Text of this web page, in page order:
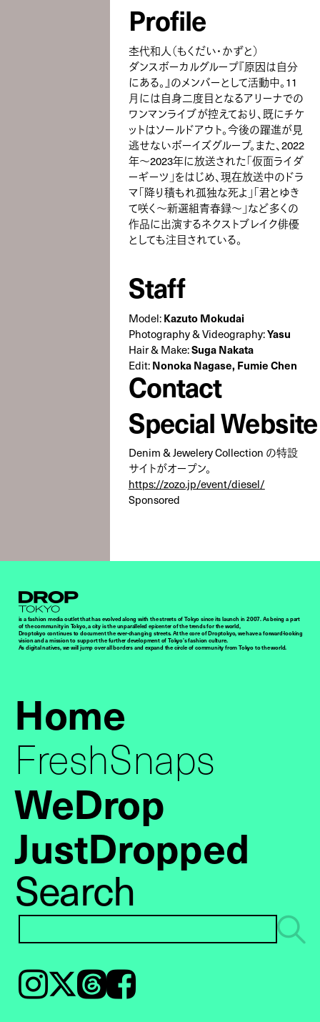
Profile
杢代和人（もくだい・かずと）
ダンスボーカルグループ『原因は自分
にある。』のメンバーとして活動中。11
月には自身二度目となるアリーナでの
ワンマンライブが控えており、既にチケ
ットはソールドアウト。今後の躍進が見
逃せないボーイズグループ。また、2022
年～2023年に放送された「仮面ライダ
ーギーツ」をはじめ、現在放送中のドラ
マ「降り積もれ孤独な死よ」「君とゆき
て咲く～新選組青春録～」など多くの
作品に出演するネクストブレイク俳優
としても注目されている。
Staff
Model: Kazuto Mokudai
Photography & Videography:Yasu
Hair & Make:Suga Nakata
Edit: Nonoka Nagase, Fumie Chen
Contact
Special Website
Denim & Jewelery Collection の特設
サイトがオープン。
https://zozo.jp/event/diesel/
Sponsored
Droptokyo
is a fashion media outlet that has evolved along with the streets of Tokyo since its launch in 2007. As being a part
of the community in Tokyo, a city is the unparalleled epicenter of the trends for the world,
Droptokyo continues to document the ever-changing streets. At the core of Droptokyo, we have a forward-looking
vision and a mission to support the further development of Tokyo’s fashion culture.
As digital natives, we will jump over all borders and expand the circle of community from Tokyo to the world.
Home
FreshSnaps
WeDrop
JustDropped
Search
Instagram𝕏ThreadsFacebook